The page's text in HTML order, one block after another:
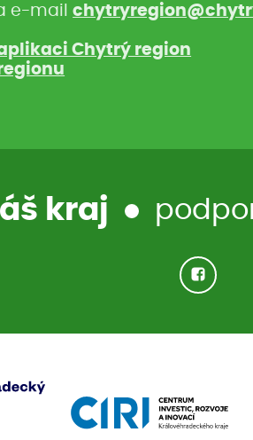
e-mail
Chytrý region
kraj